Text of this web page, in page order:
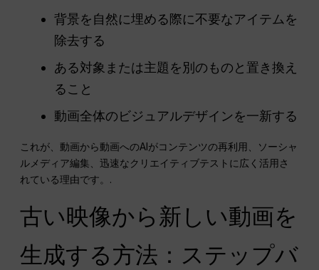
背景を自然に埋める際に不要なアイテムを
除去する
ある対象または主題を別のものと置き換え
ること
動画全体のビジュアルデザインを一新する
これが、動画から動画へのAIがコンテンツの再利用、ソーシャ
ルメディア編集、迅速なクリエイティブテストに広く活用さ
れている理由です。.
古い映像から新しい動画を
生成する方法：ステップバ